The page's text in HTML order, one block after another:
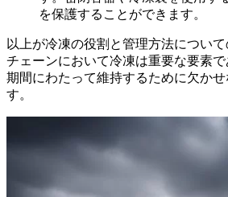
を保護することができます。
以上が冷凍の役割と管理方法につい
チェーンにおいて冷凍は重要な要素
期間にわたって維持するために欠か
す。